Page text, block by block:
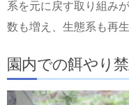
系を元に戻す取り組み
数も増え、生態系も再
園内での餌やり